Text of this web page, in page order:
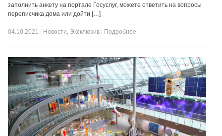
заполнить анкету на портале Госуслуг, можете ответить на вопросы
переписчика дома или дойти […]
04.10.2021 Новости, Эксклюзив Подробнее